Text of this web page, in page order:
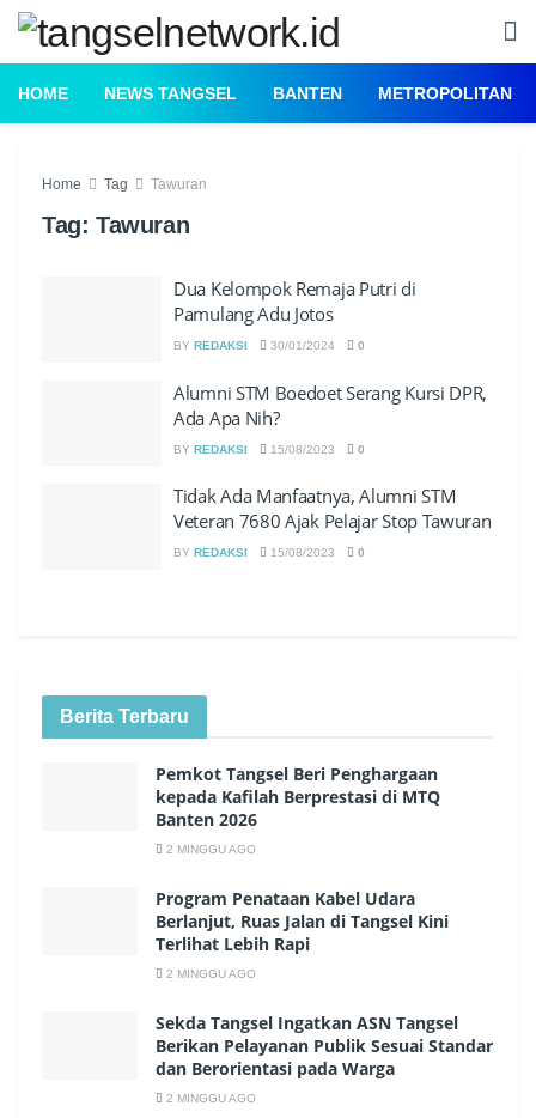
HOME NEWS TANGSEL BANTEN METROPOLITAN
Home Tag Tawuran
Tag: Tawuran
Dua Kelompok Remaja Putri di
Pamulang Adu Jotos
BY REDAKSI 30/01/2024 0
Alumni STM Boedoet Serang Kursi DPR,
Ada Apa Nih?
BY REDAKSI 15/08/2023 0
Tidak Ada Manfaatnya, Alumni STM
Veteran 7680 Ajak Pelajar Stop Tawuran
BY REDAKSI 15/08/2023 0
Berita Terbaru
Pemkot Tangsel Beri Penghargaan
kepada Kafilah Berprestasi di MTQ
Banten 2026
2 MINGGU AGO
Program Penataan Kabel Udara
Berlanjut, Ruas Jalan di Tangsel Kini
Terlihat Lebih Rapi
2 MINGGU AGO
Sekda Tangsel Ingatkan ASN Tangsel
Berikan Pelayanan Publik Sesuai Standar
dan Berorientasi pada Warga
2 MINGGU AGO